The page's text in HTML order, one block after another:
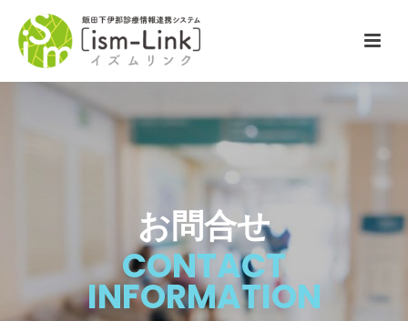
お問合せ
CONTACT
INFORMATION